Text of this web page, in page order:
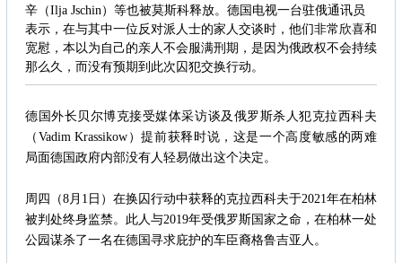
辛（Ilja Jschin）等也被莫斯科释放。德国电视一台驻俄通讯员
表示，在与其中一位反对派人士的家人交谈时，他们非常欣喜和
宽慰，本以为自己的亲人不会服满刑期，是因为俄政权不会持续
那么久，而没有预期到此次囚犯交换行动。
德国外长贝尔博克接受媒体采访谈及俄罗斯杀人犯克拉西科夫
（Vadim Krassikow）提前获释时说，这是一个高度敏感的两难
局面德国政府内部没有人轻易做出这个决定。
周四（8月1日）在换囚行动中获释的克拉西科夫于2021年在柏林
被判处终身监禁。此人与2019年受俄罗斯国家之命，在柏林一处
公园谋杀了一名在德国寻求庇护的车臣裔格鲁吉亚人。